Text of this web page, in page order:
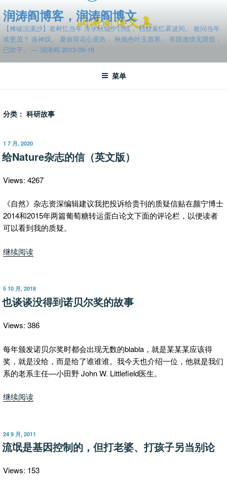
至
容
润涛阎博客，润涛阎博文
【摊破浣溪沙】老树忆当年 冷水秋烟夕日残， 枯枝索忆雾波间。 敢问当年
谁更茂？ 洛神叹。 夏俯荷花心底热， 秋抛色叶玉笛寒。 有限激情无限恨，
已吹干。 — 润涛阎 2013-09-16
菜单
分类： 科研故事
发
布
于
1 7 月, 2020
给Nature杂志的信（英文版）
Views: 4267
《自然》杂志资深编辑建议我把投诉给贵刊的质疑信贴在颜宁博士
2014和2015年两篇葡萄糖转运蛋白论文下面的评论栏，以便读者
可以看到我的质疑。
继续阅读“给
志
的
（英
版）”
发
布
于
5 10 月, 2018
也谈谈没得到诺贝尔奖的故事
Views: 386
每年颁发诺贝尔奖时都会出现无数的blabla，就是某某某应该得
奖，就是没给，而是给了谁谁谁。我今天也介绍一位，他就是我们
系的老系主任—小田野 John W. Littlefield医生。
继续阅读“也
没
得
诺
发
布
于
24 9 月, 2011
流氓是基因控制的，但打老婆、打孩子另当别论
Views: 153